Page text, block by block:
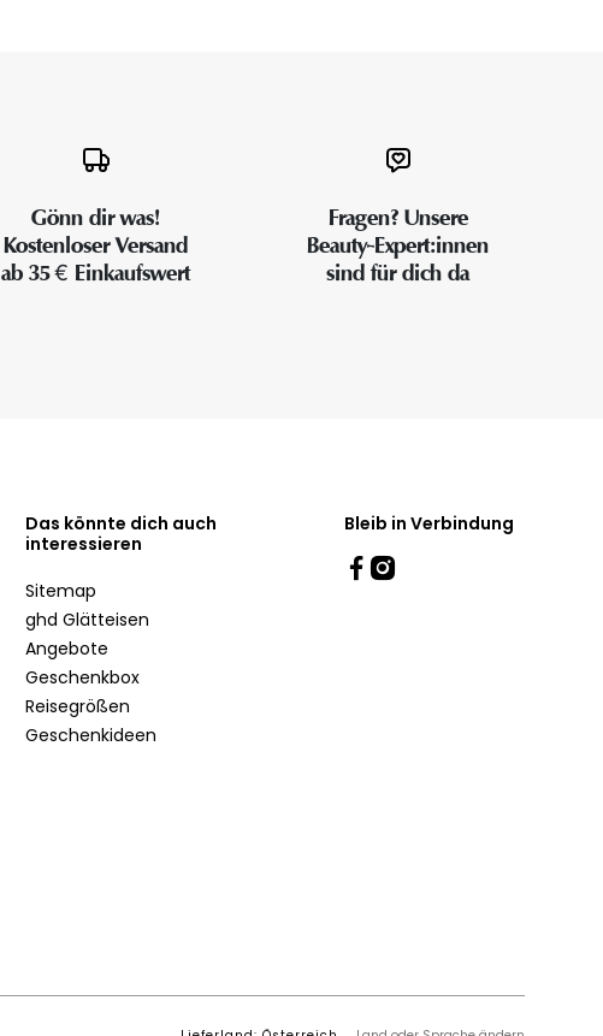
Gönn dir was!
Kostenloser Versand
ab 35 € Einkaufswert
Fragen? Unsere
Beauty-Expert:innen
sind für dich da
Das könnte dich auch
interessieren
Sitemap
ghd Glätteisen
Angebote
Geschenkbox
Reisegrößen
Geschenkideen
Bleib in Verbindung